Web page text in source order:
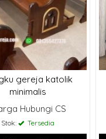
gereja katolik
minimalis
Hubungi CS
Stok: Tersedia